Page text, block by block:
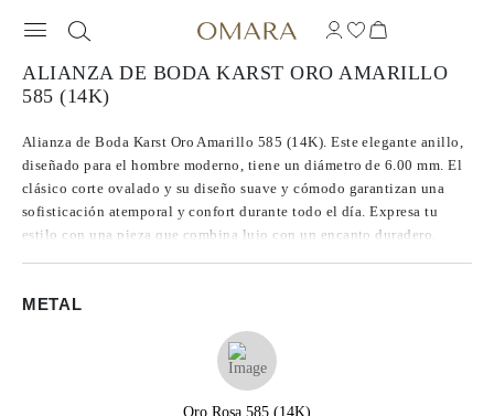
ALIANZA DE BODA KARST ORO AMARILLO
585 (14K)
Alianza de Boda Karst Oro Amarillo 585 (14K). Este elegante anillo,
diseñado para el hombre moderno, tiene un diámetro de 6.00 mm. El
clásico corte ovalado y su diseño suave y cómodo garantizan una
sofisticación atemporal y confort durante todo el día. Expresa tu
estilo con una pieza que combina lujo con un encanto duradero.
METAL
Oro Rosa 585 (14K)